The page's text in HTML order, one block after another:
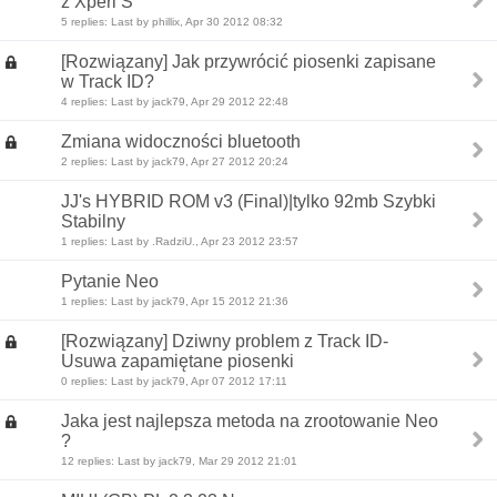
5 replies: Last by phillix, Apr 30 2012 08:32
[Rozwiązany] Jak przywrócić piosenki zapisane
w Track ID?
4 replies: Last by jack79, Apr 29 2012 22:48
Zmiana widoczności bluetooth
2 replies: Last by jack79, Apr 27 2012 20:24
JJ's HYBRID ROM v3 (Final)|tylko 92mb Szybki
Stabilny
1 replies: Last by .RadziU., Apr 23 2012 23:57
Pytanie Neo
1 replies: Last by jack79, Apr 15 2012 21:36
[Rozwiązany] Dziwny problem z Track ID-
Usuwa zapamiętane piosenki
0 replies: Last by jack79, Apr 07 2012 17:11
Jaka jest najlepsza metoda na zrootowanie Neo
?
12 replies: Last by jack79, Mar 29 2012 21:01